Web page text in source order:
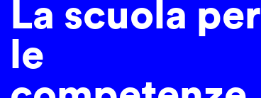
La scuola per
le